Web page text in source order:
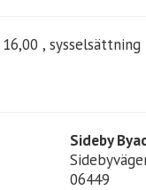
,
Sideby
06449